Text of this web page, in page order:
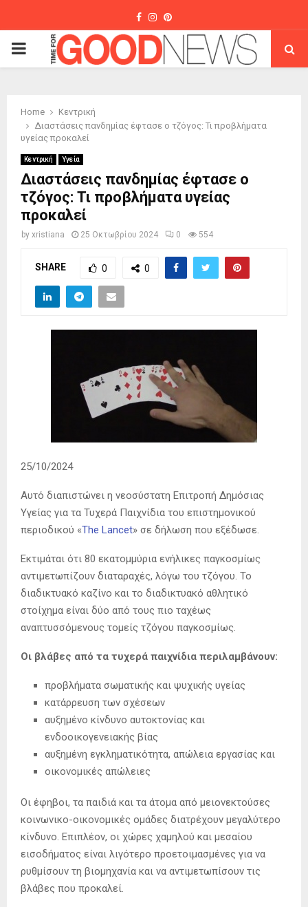
Facebook
Instagram
Pinterest
PRIMARY
Home
Κεντρική
Διαστάσεις πανδημίας έφτασε ο τζόγος: Τι προβλήματα
υγείας προκαλεί
Κεντρική Υγεία
Διαστάσεις πανδημίας έφτασε ο
τζόγος: Τι προβλήματα υγείας
προκαλεί
by xristiana 25 Οκτωβρίου 2024 0 554
SHARE 0 0
25/10/2024
Αυτό διαπιστώνει η νεοσύστατη Επιτροπή Δημόσιας
Υγείας για τα Τυχερά Παιχνίδια του επιστημονικού
περιοδικού «The Lancet» σε δήλωση που εξέδωσε.
Εκτιμάται ότι 80 εκατομμύρια ενήλικες παγκοσμίως
αντιμετωπίζουν διαταραχές, λόγω του τζόγου. Το
διαδικτυακό καζίνο και το διαδικτυακό αθλητικό
στοίχημα είναι δύο από τους πιο ταχέως
αναπτυσσόμενους τομείς τζόγου παγκοσμίως.
Οι βλάβες από τα τυχερά παιχνίδια περιλαμβάνουν:
προβλήματα σωματικής και ψυχικής υγείας
κατάρρευση των σχέσεων
αυξημένο κίνδυνο αυτοκτονίας και
ενδοοικογενειακής βίας
αυξημένη εγκληματικότητα, απώλεια εργασίας και
οικονομικές απώλειες
Οι έφηβοι, τα παιδιά και τα άτομα από μειονεκτούσες
κοινωνικο-οικονομικές ομάδες διατρέχουν μεγαλύτερο
κίνδυνο. Επιπλέον, οι χώρες χαμηλού και μεσαίου
εισοδήματος είναι λιγότερο προετοιμασμένες για να
ρυθμίσουν τη βιομηχανία και να αντιμετωπίσουν τις
βλάβες που προκαλεί.